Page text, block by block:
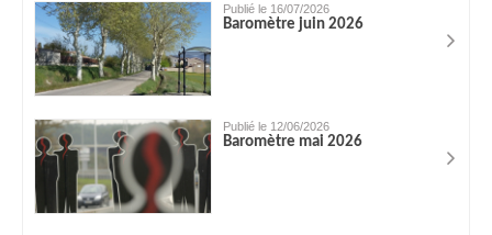
Publié le 16/07/2026
Baromètre juin 2026
Publié le 12/06/2026
Baromètre mai 2026